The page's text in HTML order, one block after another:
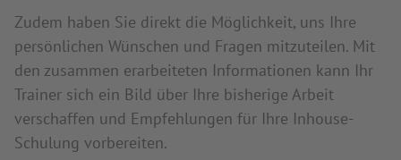
Zudem haben Sie direkt die Möglichkeit, uns Ihre
persönlichen Wünschen und Fragen mitzuteilen. Mit
den zusammen erarbeiteten Informationen kann Ihr
Trainer sich ein Bild über Ihre bisherige Arbeit
verschaffen und Empfehlungen für Ihre Inhouse-
Schulung vorbereiten.